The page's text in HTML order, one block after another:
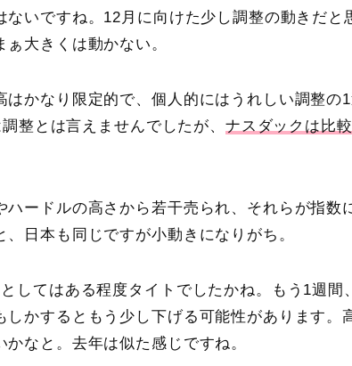
いですね。12月に向けた少し調整の動きだと
大きくは動かない。
はかなり限定的で、個人的にはうれしい調整の
整とは言えませんでしたが、 ナスダックは比
ハードルの高さから若干売られ、それらが指数
日本も同じですが小動きになりがち。
してはある程度タイトでしたかね。もう1週間
かするともう少し下げる可能性があります。
なと。去年は似た感じですね。